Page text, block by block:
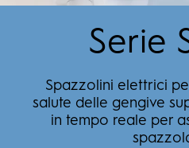
Serie
Spazzolini elettrici
salute delle gengive
in tempo reale per